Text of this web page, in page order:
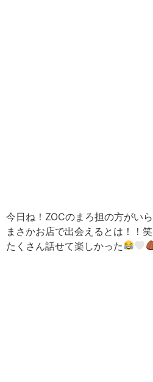
今日ね！ZOCのまろ担の方がい
まさかお店で出会えるとは！！笑
たくさん話せて楽しかった